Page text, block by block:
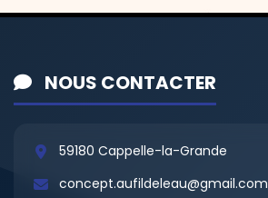
NOUS CONTACTER
59180 Cappelle-la-Grande
concept.aufildeleau@gmail.com